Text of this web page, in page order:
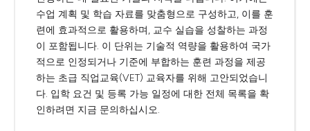
수업 계획 및 학습 자료를 맞춤형으로 구성하고, 이를 훈
련에 효과적으로 활용하며, 교수 실습을 성찰하는 과정
이 포함됩니다. 이 단위는 기술적 역량을 활용하여 국가
적으로 인정되거나 기준에 부합하는 훈련 과정을 제공
하는 초급 직업교육(VET) 교육자를 위해 고안되었습니
다. 입학 요건 및 등록 가능 일정에 대한 전체 목록을 확
인하려면 지금 문의하십시오.